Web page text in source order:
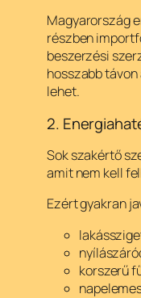
Magyarország
részben
beszerzési
hosszabb
lehet.
2.
Sok szakértő
amit nem kell
Ezért gyakran
korszerű